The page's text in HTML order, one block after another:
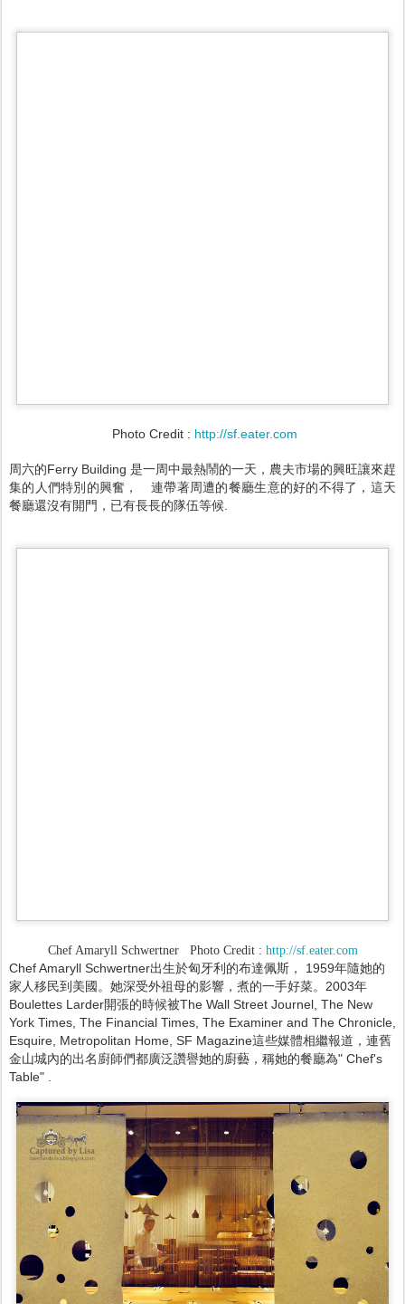
Photo Credit : http://sf.eater.com
周六的Ferry Building 是一周中最熱鬧的一天，農夫市場的興旺讓來趕
集的人們特別的興奮， 連帶著周遭的餐廳生意的好的不得了，這天
餐廳還沒有開門，已有長長的隊伍等候.
Chef Amaryll Schwertner Photo Credit : http://sf.eater.com
Chef Amaryll Schwertner出生於匈牙利的布達佩斯， 1959年隨她的
家人移民到美國。她深受外祖母的影響，煮的一手好菜。2003年
Boulettes Larder開張的時候被The Wall Street Journel, The New
York Times, The Financial Times, The Examiner and The Chronicle,
Esquire, Metropolitan Home, SF Magazine這些媒體相繼報道，連舊
金山城內的出名廚師們都廣泛讚譽她的廚藝，稱她的餐廳為" Chef's
Table" .